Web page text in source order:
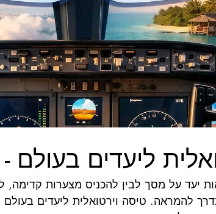
ליעדים בעולם
יעד על מסך לבין להכניס מצערות קדימה,
להמראה. טיסה וירטואלית ליעדים